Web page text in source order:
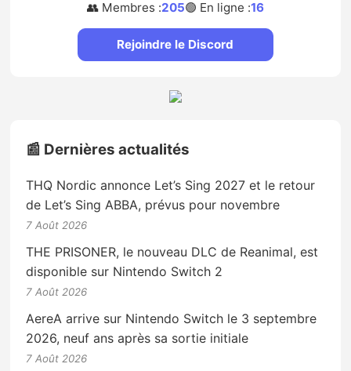
👥 Membres :205🟢 En ligne :16
Rejoindre le Discord
📰 Dernières actualités
THQ Nordic annonce Let’s Sing 2027 et le retour
de Let’s Sing ABBA, prévus pour novembre
7 Août 2026
THE PRISONER, le nouveau DLC de Reanimal, est
disponible sur Nintendo Switch 2
7 Août 2026
AereA arrive sur Nintendo Switch le 3 septembre
2026, neuf ans après sa sortie initiale
7 Août 2026